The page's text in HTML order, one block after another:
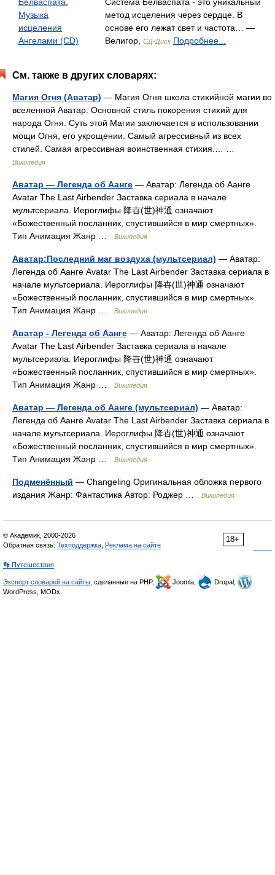
Музыка
исцеления
Ангелами (CD)
метод исцеления через сердце. В
основе его лежат свет и частота… —
Велигор,
СД-Диск Подробнее...
См. также в других словарях:
Магия Огня (Аватар) — Магия Огня школа стихийной магии во
вселенной Аватар. Основной стиль покорения стихий для
народа Огня. Суть этой Магии заключается в использовании
мощи Огня, его укрощении. Самый агрессивный из всех
стилей. Самая агрессивная воинственная стихия.… …
Википедия
Аватар — Легенда об Аанге — Аватар: Легенда об Аанге
Avatar The Last Airbender Заставка сериала в начале
мультсериала. Иероглифы 降卋(世)神通 означают
«Божественный посланник, спустившийся в мир смертных».
Тип Анимация Жанр …
Википедия
Аватар:Последний маг воздуха (мультсериал) — Аватар:
Легенда об Аанге Avatar The Last Airbender Заставка сериала в
начале мультсериала. Иероглифы 降卋(世)神通 означают
«Божественный посланник, спустившийся в мир смертных».
Тип Анимация Жанр …
Википедия
Аватар - Легенда об Аанге — Аватар: Легенда об Аанге
Avatar The Last Airbender Заставка сериала в начале
мультсериала. Иероглифы 降卋(世)神通 означают
«Божественный посланник, спустившийся в мир смертных».
Тип Анимация Жанр …
Википедия
Аватар — Легенда об Аанге (мультсериал) — Аватар:
Легенда об Аанге Avatar The Last Airbender Заставка сериала в
начале мультсериала. Иероглифы 降卋(世)神通 означают
«Божественный посланник, спустившийся в мир смертных».
Тип Анимация Жанр …
Википедия
Подменённый — Changeling Оригинальная обложка первого
издания Жанр: Фантастика Автор: Роджер …
Википедия
18+
© Академик, 2000-2026
Обратная связь: Техподдержка Реклама на сайте
👣 Путешествия
Экспорт словарей на сайты , сделанные на PHP, Joomla,
Drupal,
WordPress, MODx.